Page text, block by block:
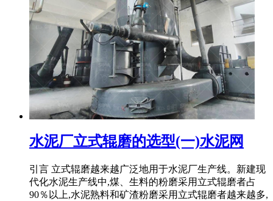
水泥厂立式辊磨的选型(一)水泥网
引言 立式辊磨越来越广泛地用于水泥厂生产线。新建现
代化水泥生产线中,煤、生料的粉磨采用立式辊磨者占
90％以上,水泥熟料和矿渣粉磨采用立式辊磨者越来越多,